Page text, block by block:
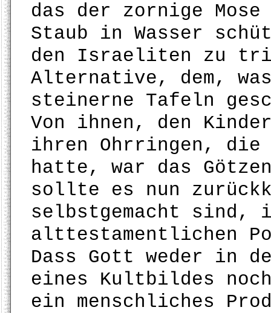
das der zornige
Staub in Wasser
den Israeliten zu
Alternative, dem,
steinerne Tafeln
Von ihnen, den
ihren Ohrringen, die
hatte, war das
sollte es nun
selbstgemacht sind,
alttestamentlichen
Dass Gott weder in
eines Kultbildes
ein menschliches